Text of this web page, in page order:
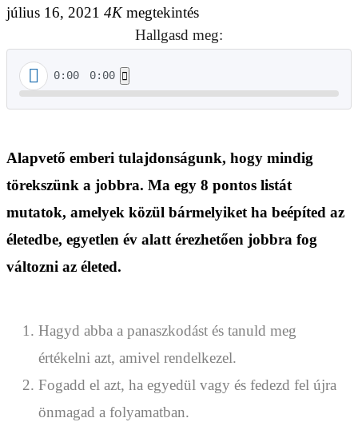
július 16, 2021 4Kmegtekintés
Hallgasd meg:
0:00 0:00
Alapvető emberi tulajdonságunk, hogy mindig
törekszünk a jobbra. Ma egy 8 pontos listát
mutatok, amelyek közül bármelyiket ha beépíted az
életedbe, egyetlen év alatt érezhetően jobbra fog
változni az életed.
Hagyd abba a panaszkodást és tanuld meg
értékelni azt, amivel rendelkezel.
Fogadd el azt, ha egyedül vagy és fedezd fel újra
önmagad a folyamatban.